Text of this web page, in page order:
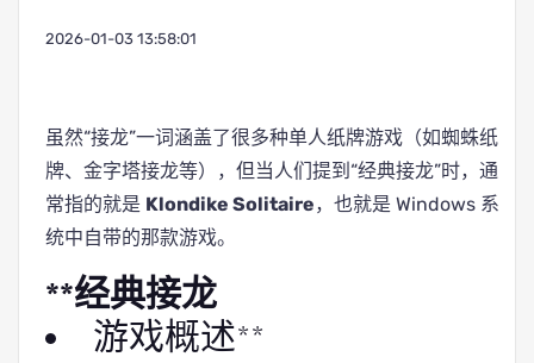
2026-01-03 13:58:01
虽然“接龙”一词涵盖了很多种单人纸牌游戏（如蜘蛛纸
牌、金字塔接龙等），但当人们提到“经典接龙”时，通
常指的就是 Klondike Solitaire，也就是 Windows 系
统中自带的那款游戏。
**经典接龙
游戏概述**